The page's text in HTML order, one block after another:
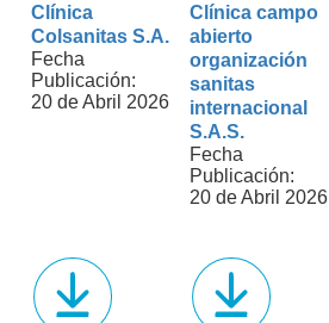
Clínica
Colsanitas S.A.
Fecha
Publicación:
20 de Abril 2026
Clínica campo
abierto
organización
sanitas
internacional
S.A.S.
Fecha
Publicación:
20 de Abril 2026